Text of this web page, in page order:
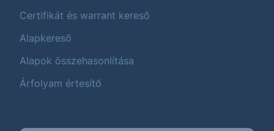
Certifikát és warrant kereső
Alapkereső
Alapok összehasonlítása
Árfolyam értesítő